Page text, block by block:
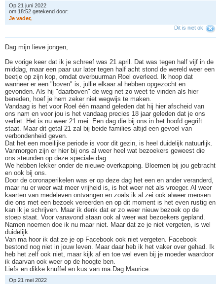
Op 21 juni 2022
om 18:52 getekend door:
Je vader,
Dit is niet ok
Dag mijn lieve jongen,
De vorige keer dat ik je schreef was 21 april. Dat was tegen half vijf in de
middag, maar een paar uur later tegen half acht stond de wereld weer een
beetje op zijn kop, omdat overbuurman Roel overleed. Ik hoop dat
wanneer er een "boven" is, jullie elkaar al hebben opgezocht en
gevonden. Als hij "daarboven" de weg net zo weet te vinden als hier
beneden, hoef je hem zeker niet wegwijs te maken.
Vandaag is het voor Roel één maand geleden dat hij hier afscheid van
ons nam en voor jou is het vandaag precies 18 jaar geleden dat je ons
verliet. Het is nu weer 21 mei. Een dag die bij ons in het hoofd gegrift
staat. Maar dit getal 21 zal bij beide families altijd een gevoel van
verbondenheid geven.
Dat het een moeilijke periode is voor dit gezin, is heel duidelijk natuurlijk.
Vanmorgen zijn er hier bij ons al weer heel wat bezoekers geweest die
ons steunden op deze speciale dag.
We hebben lekker onder de nieuwe overkapping. Bloemen bij jou gebracht
en ook bij ons.
Door de coronaperikelen was er op deze dag het een en ander veranderd,
maar nu er weer wat meer vrijheid is, is het weer net als vroeger. Al weer
kaarten van medeleven ontvangen en zoals ik al zei ook alweer mensen
die ons met een bezoek vereerden en op dit moment is het even rustig en
kan ik je schrijven. Maar ik denk dat er zo weer nieuw bezoek op de
stoep staat. Voor vanavond staan ook al weer wat bezoekers gepland.
Namen noemen doe ik nu maar niet. Maar dat ze je niet vergeten, is wel
duidelijk.
Van ma hoor ik dat ze je op Facebook ook niet vergeten. Facebook
bestond nog niet in jouw leven. Maar daar heb ik het vaker over gehad. Ik
heb het zelf ook niet, maar kijk af en toe wel even bij je moeder waardoor
ik daarvan ook weer op de hoogte ben.
Liefs en dikke knuffel en kus van ma.Dag Maurice.
Op 21 mei 2022